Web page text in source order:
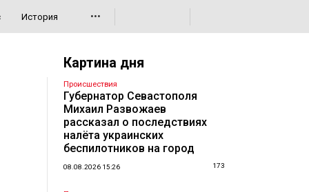
История •••
Картина дня
Происшествия
Губернатор Севастополя
Михаил Развожаев
рассказал о последствиях
налёта украинских
беспилотников на город
08.08.2026 15:26 173